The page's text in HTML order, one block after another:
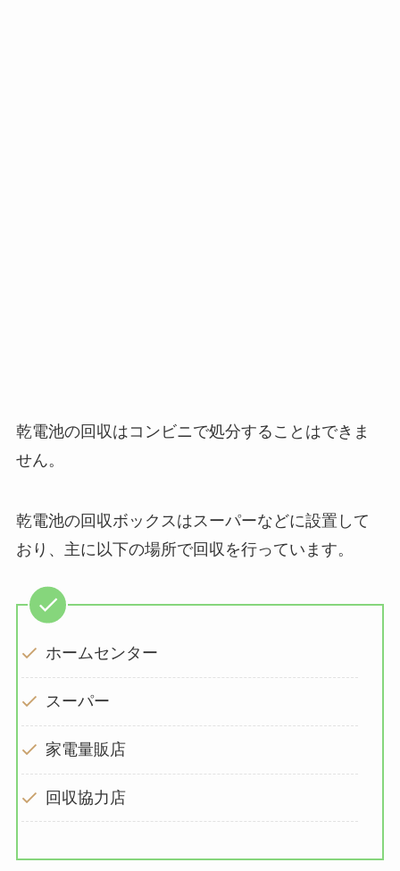
乾電池の回収はコンビニで処分することはできま
せん。
乾電池の回収ボックスはスーパーなどに設置して
おり、主に以下の場所で回収を行っています。
ホームセンター
スーパー
家電量販店
回収協力店